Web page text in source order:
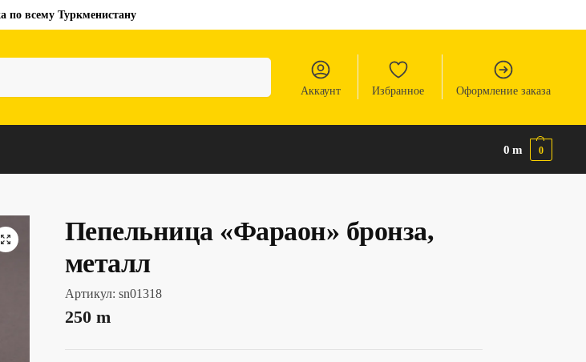
по всему Туркменистану
Аккаунт Избранное Оформление заказа
0m 0
Пепельница «Фараон» бронза,
металл
Артикул: sn01318
250 m